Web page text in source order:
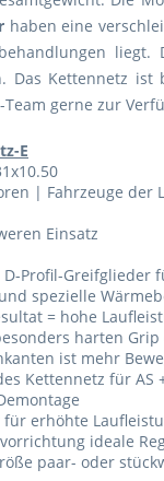
haben eine
liegt.
Das Kettennetz
gerne zur
E
| Fahrzeuge
Einsatz
Profil-
spezielle
= hohe
harten
ist mehr
Kettennetz für AS
erhöhte
ideale
paar- oder